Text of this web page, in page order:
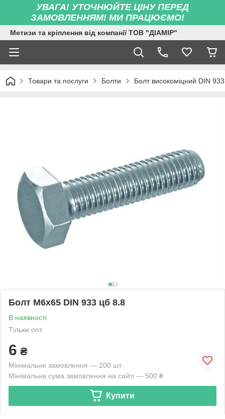
УВАГА! УТОЧНЮЙТЕ ЦІНУ ПЕРЕД
ЗАМОВЛЕННЯМ! МИ ПРАЦЮЄМО!
Метизи та кріплення від компанії ТОВ "ДІАМІР"
Товари та послуги Болти Болт високоміцний DIN
Болт М6х65 DIN 933 цб 8.8
В наявності
Тільки опт
6 ₴
Мінімальне замовлення — 200 шт.
Мінімальна сума замовлення на сайті — 500 ₴
Купити